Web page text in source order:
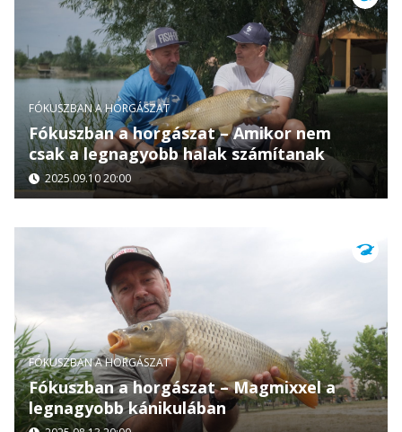
FÓKUSZBAN A HORGÁSZAT
Fókuszban a horgászat – Amikor nem
csak a legnagyobb halak számítanak
2025.09.10 20:00
FÓKUSZBAN A HORGÁSZAT
Fókuszban a horgászat – Magmixxel a
legnagyobb kánikulában